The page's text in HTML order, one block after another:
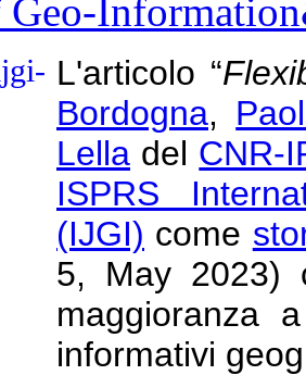
L'articolo “
Bordogna,
Lella del CNR-
ISPRS
(IJGI) come
5, May 2023)
maggioranza
informativi